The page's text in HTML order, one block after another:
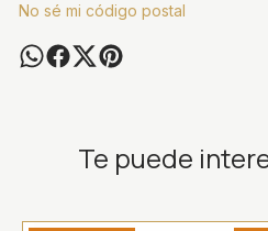
No sé mi código postal
Te puede